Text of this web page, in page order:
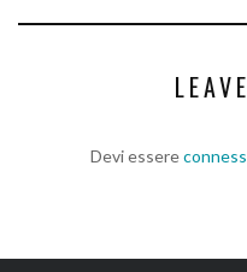
Devi essere